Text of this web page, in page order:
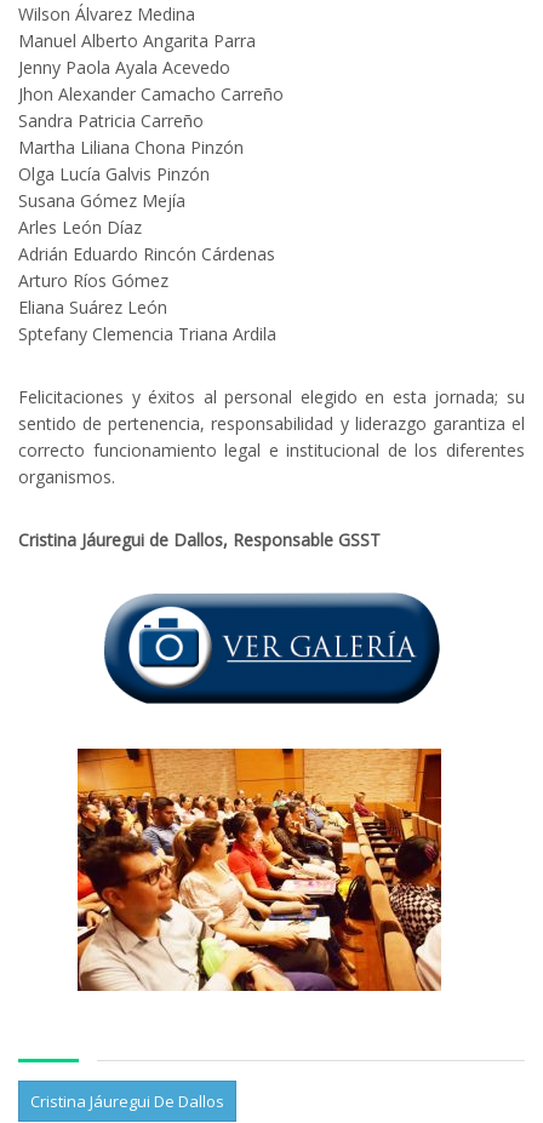
Wilson Álvarez Medina
Manuel Alberto Angarita Parra
Jenny Paola Ayala Acevedo
Jhon Alexander Camacho Carreño
Sandra Patricia Carreño
Martha Liliana Chona Pinzón
Olga Lucía Galvis Pinzón
Susana Gómez Mejía
Arles León Díaz
Adrián Eduardo Rincón Cárdenas
Arturo Ríos Gómez
Eliana Suárez León
Sptefany Clemencia Triana Ardila
Felicitaciones y éxitos al personal elegido en esta jornada; su
sentido de pertenencia, responsabilidad y liderazgo garantiza el
correcto funcionamiento legal e institucional de los diferentes
organismos.
Cristina Jáuregui de Dallos, Responsable GSST
Cristina Jáuregui De Dallos